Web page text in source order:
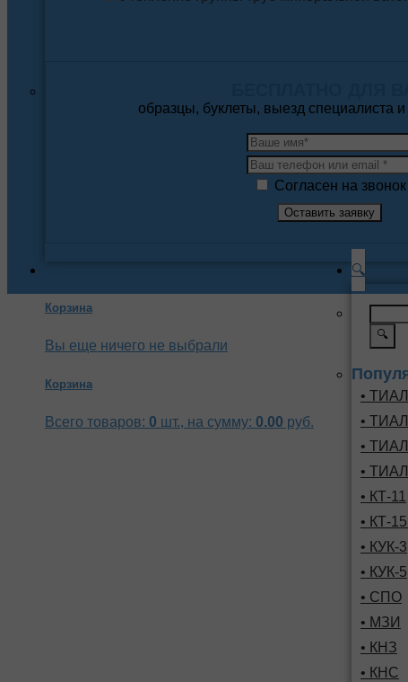
образцы, буклеты, выезд специалиста
Согласен на звонок
Корзина
Вы еще ничего не выбрали
Корзина
Всего товаров: 0 шт., на сумму: 0.00 руб.
🔍
🔍
•
•
•
•
• КТ-11
• КТ-
• КУК-3
• КУК-5
• СПО
• МЗИ
• КНЗ
• КНС